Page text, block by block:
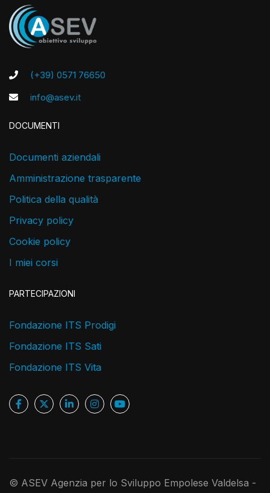
(+39) 0571 76650
info@asev.it
DOCUMENTI
Documenti aziendali
Amministrazione trasparente
Politica della qualità
Privacy policy
Cookie policy
I miei corsi
PARTECIPAZIONI
Fondazione ITS Prodigi
Fondazione ITS Sati
Fondazione ITS Vita
© ASEV Agenzia per lo Sviluppo Empolese Valdelsa -